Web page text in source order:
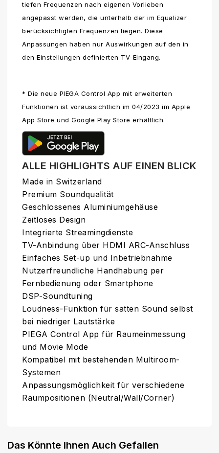
tiefen Frequenzen nach eigenen Vorlieben
angepasst werden, die unterhalb der im Equalizer
berücksichtigten Frequenzen liegen. Diese
Anpassungen haben nur Auswirkungen auf den in
den Einstellungen definierten TV-Eingang.
* Die neue PIEGA Control App mit erweiterten
Funktionen ist voraussichtlich im 04/2023 im Apple
App Store und Google Play Store erhältlich.
ALLE HIGHLIGHTS AUF EINEN BLICK
Made in Switzerland
Premium Soundqualität
Geschlossenes Aluminiumgehäuse
Zeitloses Design
Integrierte Streamingdienste
TV-Anbindung über HDMI ARC-Anschluss
Einfaches Set-up und Inbetriebnahme
Nutzerfreundliche Handhabung per
Fernbedienung oder Smartphone
DSP-Soundtuning
Loudness-Funktion für satten Sound selbst
bei niedriger Lautstärke
PIEGA Control App für Raumeinmessung
und Movie Mode
Kompatibel mit bestehenden Multiroom-
Systemen
Anpassungsmöglichkeit für verschiedene
Raumpositionen (Neutral/Wall/Corner)
Das Könnte Ihnen Auch Gefallen